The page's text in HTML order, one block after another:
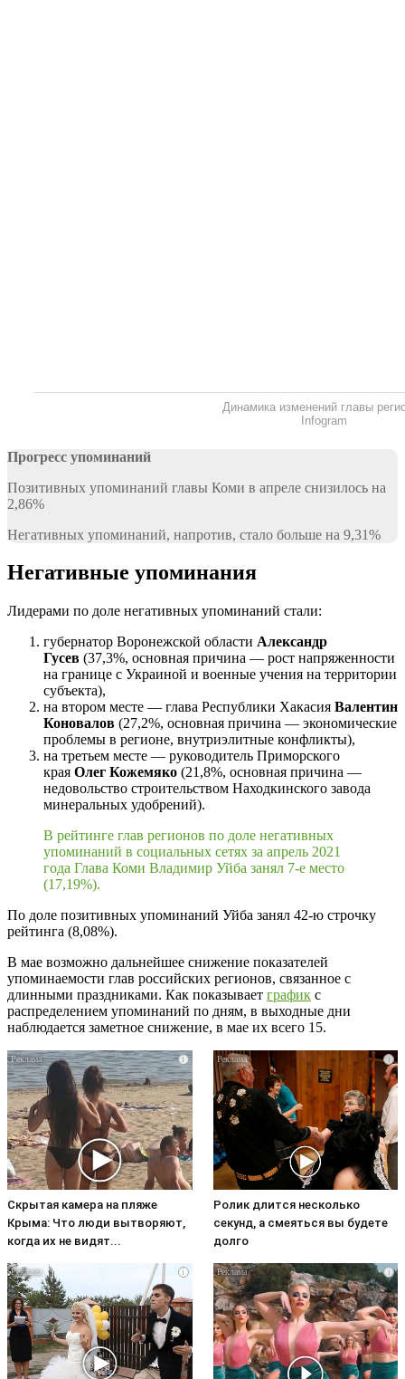
Динамика изменений главы
Infogram
Прогресс упоминаний
Позитивных упоминаний главы Коми в апреле снизилось на
2,86%
Негативных упоминаний, напротив, стало больше на 9,31%
Негативные упоминания
Лидерами по доле негативных упоминаний стали:
губернатор Воронежской области Александр
Гусев (37,3%, основная причина — рост напряженности
на границе с Украиной и военные учения на территории
субъекта),
на втором месте — глава Республики Хакасия Валентин
Коновалов (27,2%, основная причина — экономические
проблемы в регионе, внутриэлитные конфликты),
на третьем месте — руководитель Приморского
края Олег Кожемяко (21,8%, основная причина —
недовольство строительством Находкинского завода
минеральных удобрений).
В рейтинге глав регионов по доле негативных
упоминаний в социальных сетях за апрель 2021
года Глава Коми Владимир Уйба занял 7-е место
(17,19%).
По доле позитивных упоминаний Уйба занял 42-ю строчку
рейтинга (8,08%).
В мае возможно дальнейшее снижение показателей
упоминаемости глав российских регионов, связанное с
длинными праздниками. Как показывает график с
распределением упоминаний по дням, в выходные дни
наблюдается заметное снижение, в мае их всего 15.
i
Скрытая камера на пляже
Крыма: Что люди вытворяют,
когда их не видят...
i
Ролик длится несколько
секунд, а смеяться вы будете
долго
i i